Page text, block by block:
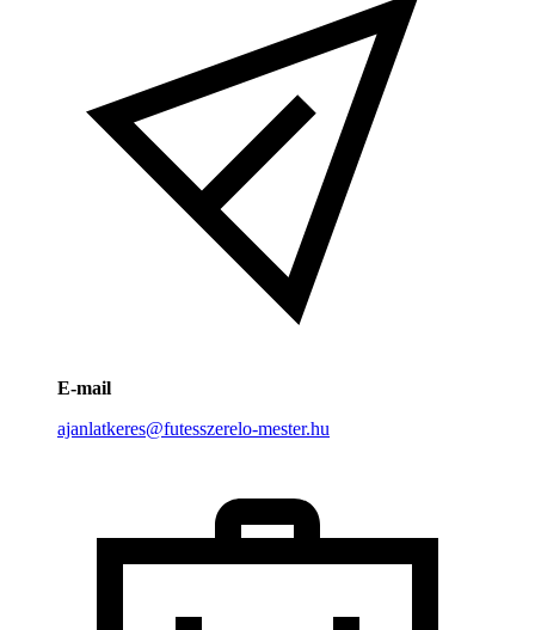
E-mail
ajanlatkeres@futesszerelo-mester.hu